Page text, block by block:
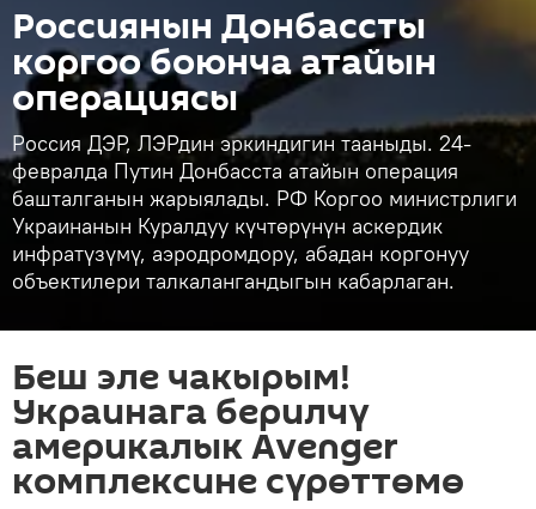
Россиянын Донбассты
коргоо боюнча атайын
операциясы
Россия ДЭР, ЛЭРдин эркиндигин тааныды. 24-
февралда Путин Донбасста атайын операция
башталганын жарыялады. РФ Коргоо министрлиги
Украинанын Куралдуу күчтөрүнүн аскердик
инфратүзүмү, аэродромдору, абадан коргонуу
объектилери талкалангандыгын кабарлаган.
Беш эле чакырым!
Украинага берилчү
америкалык Avenger
комплексине сүрөттөмө